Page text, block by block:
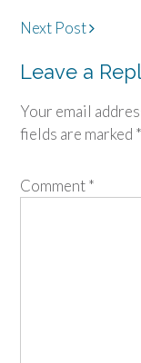
Post
Next Post
Leave a
Your email
fields are marked *
Comment*